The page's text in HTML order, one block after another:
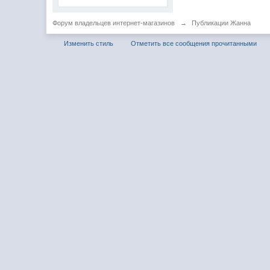
Форум владельцев интернет-магазинов → Публикации Жанна
Изменить стиль Отметить все сообщения прочитанными